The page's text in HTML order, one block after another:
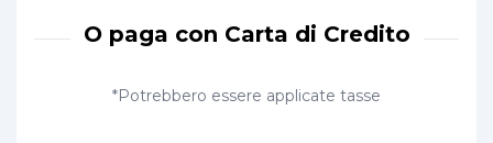
O paga con Carta di Credito
*Potrebbero essere applicate tasse